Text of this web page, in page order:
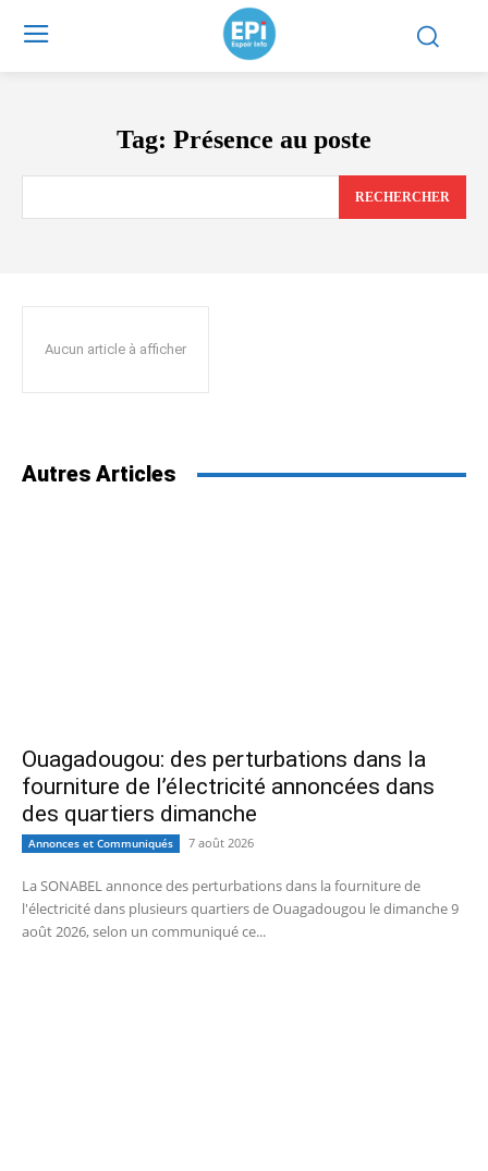
Tag: Présence au poste
RECHERCHER
Aucun article à afficher
Autres Articles
Ouagadougou: des perturbations dans la
fourniture de l’électricité annoncées dans
des quartiers dimanche
Annonces et Communiqués 7 août 2026
La SONABEL annonce des perturbations dans la fourniture de
l'électricité dans plusieurs quartiers de Ouagadougou le dimanche 9
août 2026, selon un communiqué ce...